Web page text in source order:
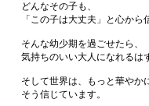
どんなその子も、
「この子は大丈夫」と心から
そんな幼少期を過ごせたら、
気持ちのいい大人になれるは
そして世界は、もっと華やか
そう信じています。